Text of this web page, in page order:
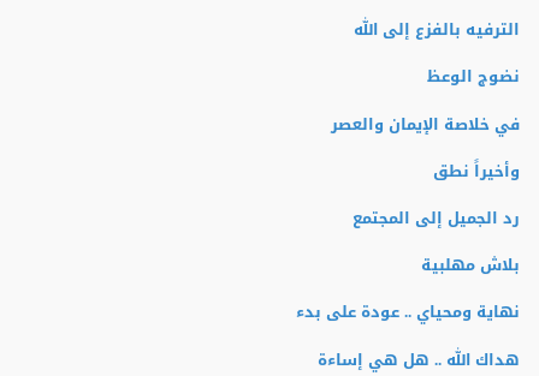
الترفيه بالفزع إلى الله
نضوج الوعظ
في خلاصة الإيمان والعصر
وأخيراً نطق
رد الجميل إلى المجتمع
بلاش مهلبية
نهاية ومحياي .. عودة على بدء
هداك الله .. هل هي إساءة